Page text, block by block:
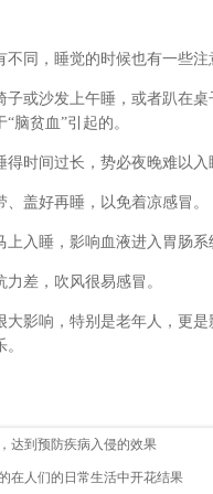
同，睡觉的时候也有一些注
子或沙发上午睡，或者趴在
脑贫血”引起的。
时间过长，势必夜晚难以入
盖好再睡，以免着凉感冒。
入睡，影响血液进入胃肠系
差，吹风很易感冒。
大影响，特别是老年人，更
达到预防疾病入侵的效果
在人们的日常生活中开花结果